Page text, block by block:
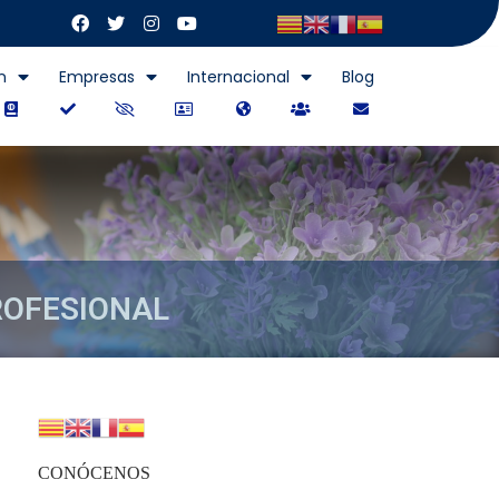
Empresas Internacional Blog
CONÓCENOS